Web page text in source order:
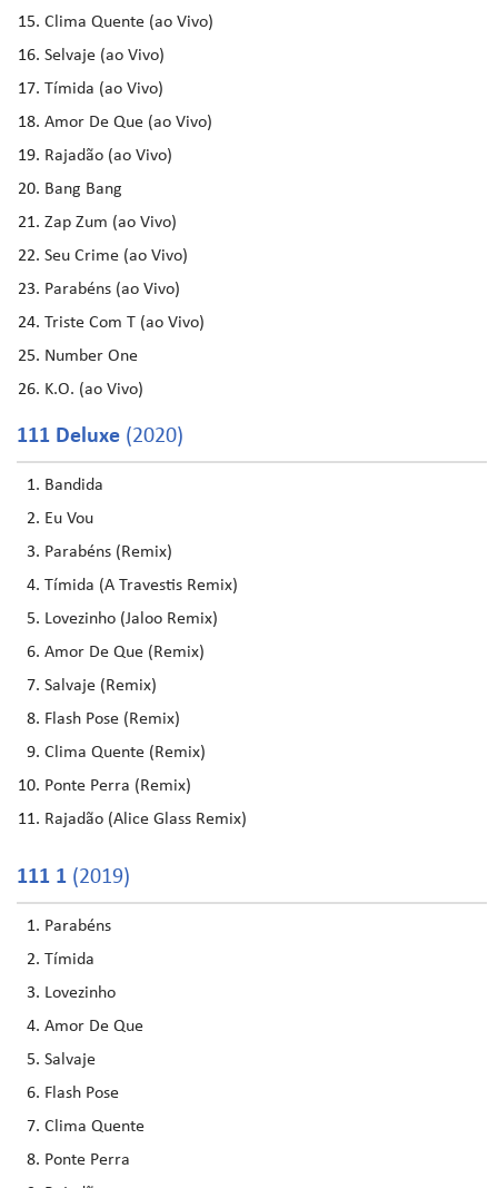
Clima Quente (ao Vivo)
Selvaje (ao Vivo)
Tímida (ao Vivo)
Amor De Que (ao Vivo)
Rajadão (ao Vivo)
Bang Bang
Zap Zum (ao Vivo)
Seu Crime (ao Vivo)
Parabéns (ao Vivo)
Triste Com T (ao Vivo)
Number One
K.O. (ao Vivo)
111 Deluxe (2020)
Bandida
Eu Vou
Parabéns (Remix)
Tímida (A Travestis Remix)
Lovezinho (Jaloo Remix)
Amor De Que (Remix)
Salvaje (Remix)
Flash Pose (Remix)
Clima Quente (Remix)
Ponte Perra (Remix)
Rajadão (Alice Glass Remix)
111 1 (2019)
Parabéns
Tímida
Lovezinho
Amor De Que
Salvaje
Flash Pose
Clima Quente
Ponte Perra